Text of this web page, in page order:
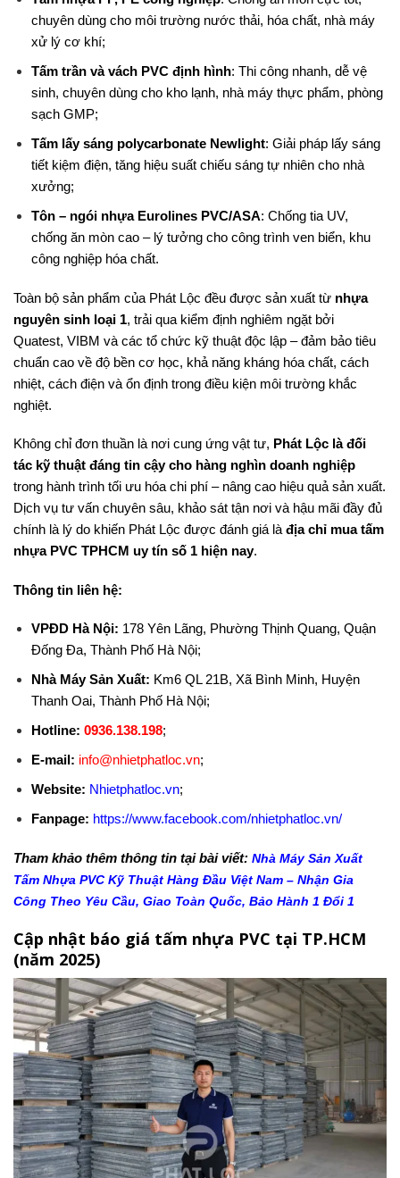
chuyên dùng cho môi trường nước thải, hóa chất, nhà máy
xử lý cơ khí;
Tấm trần và vách PVC định hình: Thi công nhanh, dễ vệ
sinh, chuyên dùng cho kho lạnh, nhà máy thực phẩm, phòng
sạch GMP;
Tấm lấy sáng polycarbonate Newlight: Giải pháp lấy sáng
tiết kiệm điện, tăng hiệu suất chiếu sáng tự nhiên cho nhà
xưởng;
Tôn – ngói nhựa Eurolines PVC/ASA: Chống tia UV,
chống ăn mòn cao – lý tưởng cho công trình ven biển, khu
công nghiệp hóa chất.
Toàn bộ sản phẩm của Phát Lộc đều được sản xuất từ nhựa
nguyên sinh loại 1, trải qua kiểm định nghiêm ngặt bởi
Quatest, VIBM và các tổ chức kỹ thuật độc lập – đảm bảo tiêu
chuẩn cao về độ bền cơ học, khả năng kháng hóa chất, cách
nhiệt, cách điện và ổn định trong điều kiện môi trường khắc
nghiệt.
Không chỉ đơn thuần là nơi cung ứng vật tư, Phát Lộc là đối
tác kỹ thuật đáng tin cậy cho hàng nghìn doanh nghiệp
trong hành trình tối ưu hóa chi phí – nâng cao hiệu quả sản xuất.
Dịch vụ tư vấn chuyên sâu, khảo sát tận nơi và hậu mãi đầy đủ
chính là lý do khiến Phát Lộc được đánh giá là địa chỉ mua tấm
nhựa PVC TPHCM uy tín số 1 hiện nay.
Thông tin liên hệ:
VPĐD Hà Nội: 178 Yên Lãng, Phường Thịnh Quang, Quận
Đống Đa, Thành Phố Hà Nội;
Nhà Máy Sản Xuất: Km6 QL 21B, Xã Bình Minh, Huyện
Thanh Oai, Thành Phố Hà Nội;
Hotline: 0936.138.198;
E-mail: info@nhietphatloc.vn;
Website: Nhietphatloc.vn;
Fanpage: https://www.facebook.com/nhietphatloc.vn/
Tham khảo thêm thông tin tại bài viết: Nhà Máy Sản Xuất
Tấm Nhựa PVC Kỹ Thuật Hàng Đầu Việt Nam – Nhận Gia
Công Theo Yêu Cầu, Giao Toàn Quốc, Bảo Hành 1 Đổi 1
Cập nhật báo giá tấm nhựa PVC tại TP.HCM
(năm 2025)